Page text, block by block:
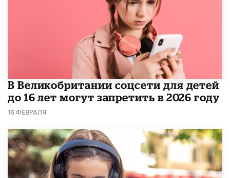
В Великобритании соцсети для детей
до 16 лет могут запретить в 2026 году
16 ФЕВРАЛЯ